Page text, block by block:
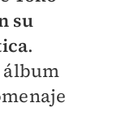
su
.